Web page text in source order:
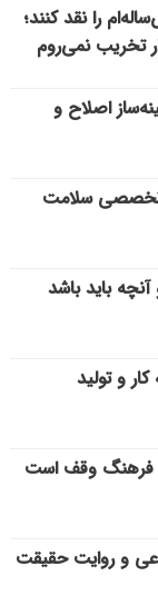
را نقد کنند؛
تخریب نمی‌روم
اصلاح و
تخصصی سلامت
باید باشد
و تولید
فرهنگ وقف است
و روایت حقیقت